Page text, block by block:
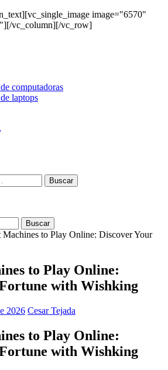
image="6570"
vc_column][/vc_row]
computadoras
laptops
Buscar
Buscar
Machines to Play Online: Discover Your
to Play Online:
with Wishking
2026 Cesar Tejada
to Play Online:
with Wishking